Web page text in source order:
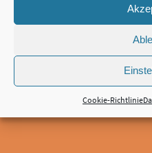
Cookie-Richtlinie
Das individuell eingerichtete
einen Wohn- Schlafbereich und
Handtücher sind im Preis
2 Einzelbetten Dusche, TV,
Standardappartement.